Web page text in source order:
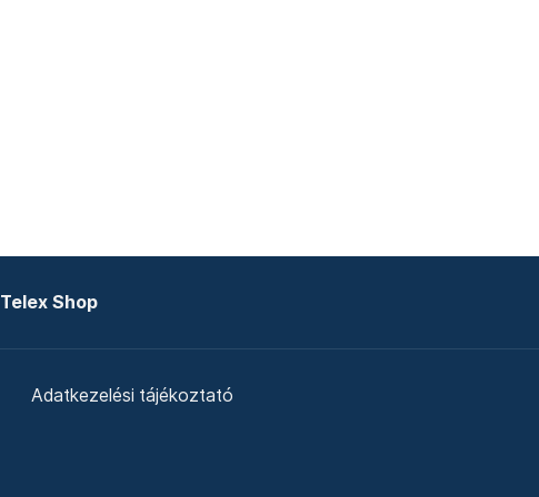
Telex Shop
Adatkezelési tájékoztató